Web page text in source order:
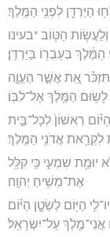
הַיַּרְדֵּ֖ן לִפְנֵ֥י הַמֶּֽלֶךְ׃
הַטּ֖וֹב *בעינו
הַמֶּ֔לֶךְ בְּעָבְר֖וֹ בַּיַּרְדֵּֽן׃
אֵ֚ת אֲשֶׁ֣ר הֶעֱוָ֣ה
הַמֶּ֖לֶךְ אֶל־לִבּֽוֹ׃
רִאשׁוֹן֙ לְכָל־בֵּ֣ית
לִקְרַ֖את אֲדֹנִ֥י הַמֶּֽלֶךְ׃
יוּמַ֖ת שִׁמְעִ֑י כִּ֥י קִלֵּ֖ל
אֶת־מְשִׁ֥יחַ יְהוָֽה׃
הַיּ֖וֹם לְשָׂטָ֑ן הַיּ֗וֹם
עַל־יִשְׂרָאֵֽל׃